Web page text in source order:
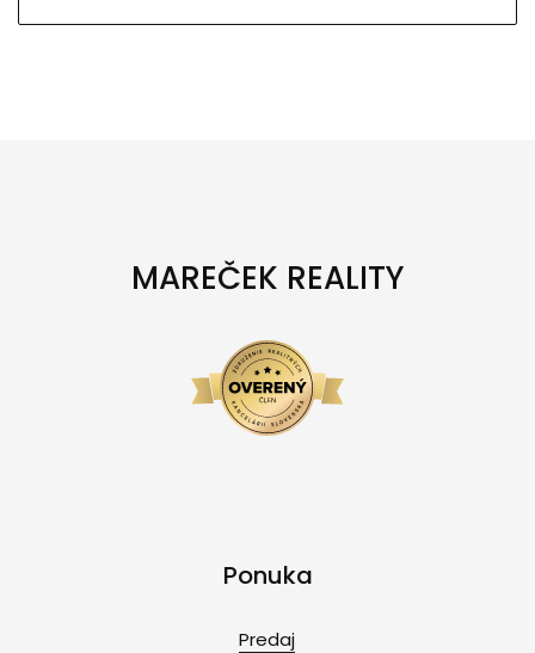
MAREČEK REALITY
Ponuka
Predaj